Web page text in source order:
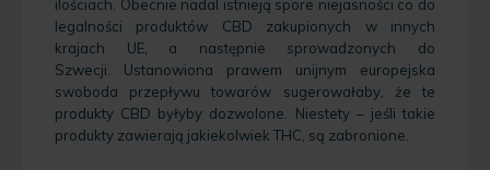
ilościach. Obecnie nadal istnieją spore niejasności co do
legalności produktów CBD zakupionych w innych
krajach UE, a następnie sprowadzonych do
Szwecji. Ustanowiona prawem unijnym europejska
swoboda przepływu towarów sugerowałaby, że te
produkty CBD byłyby dozwolone. Niestety – jeśli takie
produkty zawierają jakiekolwiek THC, są zabronione.